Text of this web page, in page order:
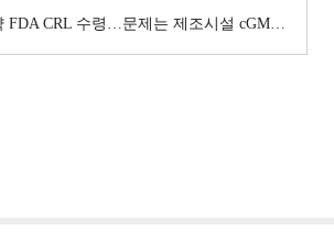
CRL 수령…문제는 제조시설 cGMP 실사